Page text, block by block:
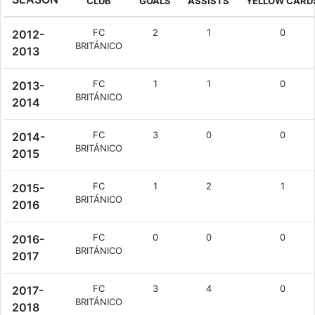
2012-
2013
FC
BRITÁNICO
2 1 0
2013-
2014
FC
BRITÁNICO
1 1 0
2014-
2015
FC
BRITÁNICO
3 0 0
2015-
2016
FC
BRITÁNICO
1 2 1
2016-
2017
FC
BRITÁNICO
0 0 0
2017-
2018
FC
BRITÁNICO
3 4 0